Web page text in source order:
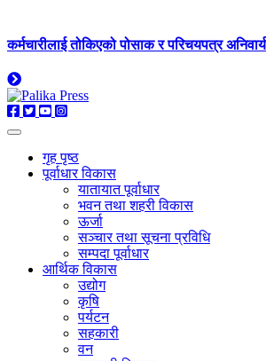
कर्मचारीलाई तोकिएको पोसाक र परिचयपत्र
गृह पृष्ठ
पूर्वाधार विकास
यातायात पूर्वाधार
भवन तथा शहरी विकास
ऊर्जा
सञ्चार तथा सूचना प्रविधि
सम्पदा पूर्वाधार
आर्थिक विकास
उद्योग
कृषि
पर्यटन
सहकारी
वन